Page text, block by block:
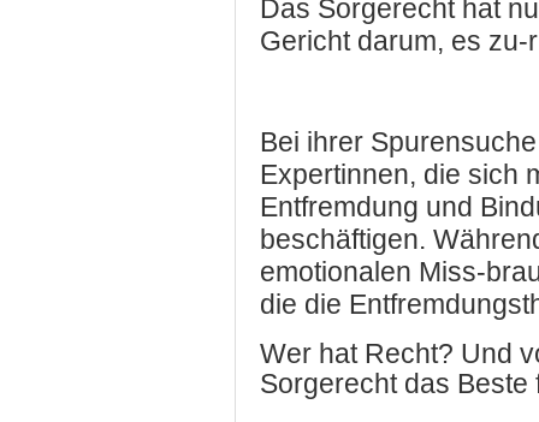
Das Sorgerecht hat
Gericht darum, es
Bei ihrer
Expertinnen, die sich
Entfremdung und
beschäftigen.
emotionalen Miss-
die die
Wer hat Recht? Und
Sorgerecht das Beste